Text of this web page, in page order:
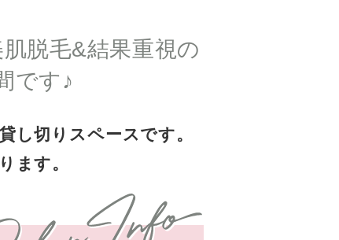
脱毛&結果重視の
です♪
し切りスペースです。
ます。